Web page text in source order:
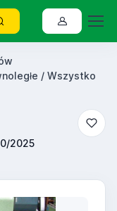
/ Wszystko
2025